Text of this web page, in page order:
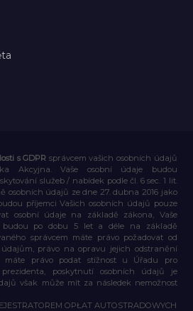
s GDPR správcem vašich osobních údajů
Akcyjna. Vaše osobní údaje budou
služeb / nabídek podle čl. 6 sec. 1 lit.
osobních údajů ze dne 27. dubna 2016 jako
příjemci Vašich osobních údajů pouze
osobní údaje na základě zákona, Vaše
budou po dobu 5 let a déle na základě
správcem máte právo požadovat od
právo na opravu jejich odstranění
máte právo podat stížnost u Úřadu pro
poskytnutí osobních údajů je
však může mít za následek nemožnost
OPŁAT AUTOSTRADOWYCH